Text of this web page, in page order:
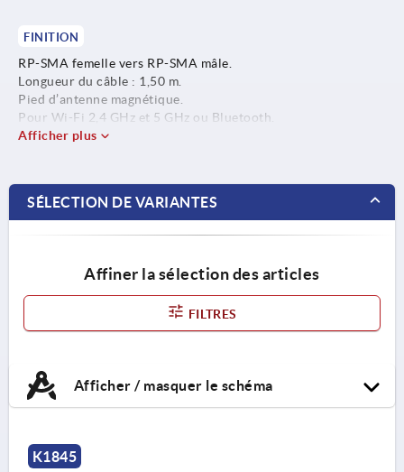
FINITION
RP-SMA femelle vers RP-SMA mâle.
Longueur du câble : 1,50 m.
Pied d’antenne magnétique.
Pour Wi-Fi 2,4 GHz et 5 GHz ou Bluetooth.
Afficher plus
SÉLECTION DE VARIANTES
Affiner la sélection des articles
FILTRES
Afficher / masquer le schéma
K1845